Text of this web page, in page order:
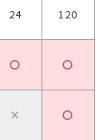
24 120
〇 〇
× 〇